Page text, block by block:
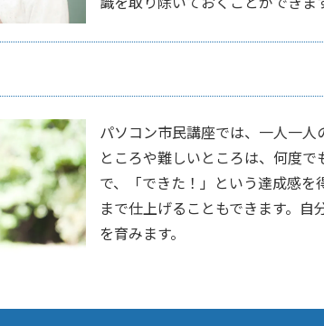
パソコン市民講座では、一人一
ところや難しいところは、何度
で、「できた！」という達成感
まで仕上げることもできます。
を育みます。